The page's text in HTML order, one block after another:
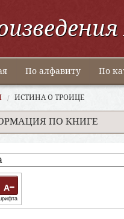
По алфавиту По
ИСТИНА О ТРОИЦЕ
ПО КНИГЕ
A